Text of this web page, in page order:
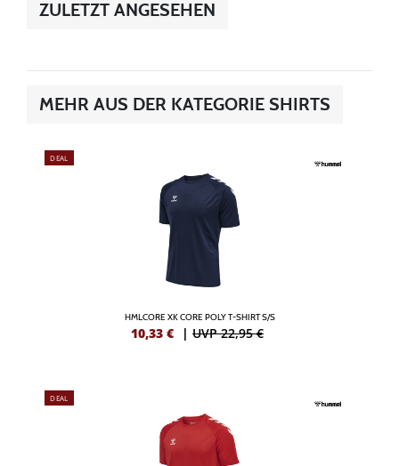
ZULETZT ANGESEHEN
MEHR AUS DER KATEGORIE SHIRTS
DEAL
HMLCORE XK CORE POLY T-SHIRT S/S
10,33 € | UVP 22,95 €
DEAL